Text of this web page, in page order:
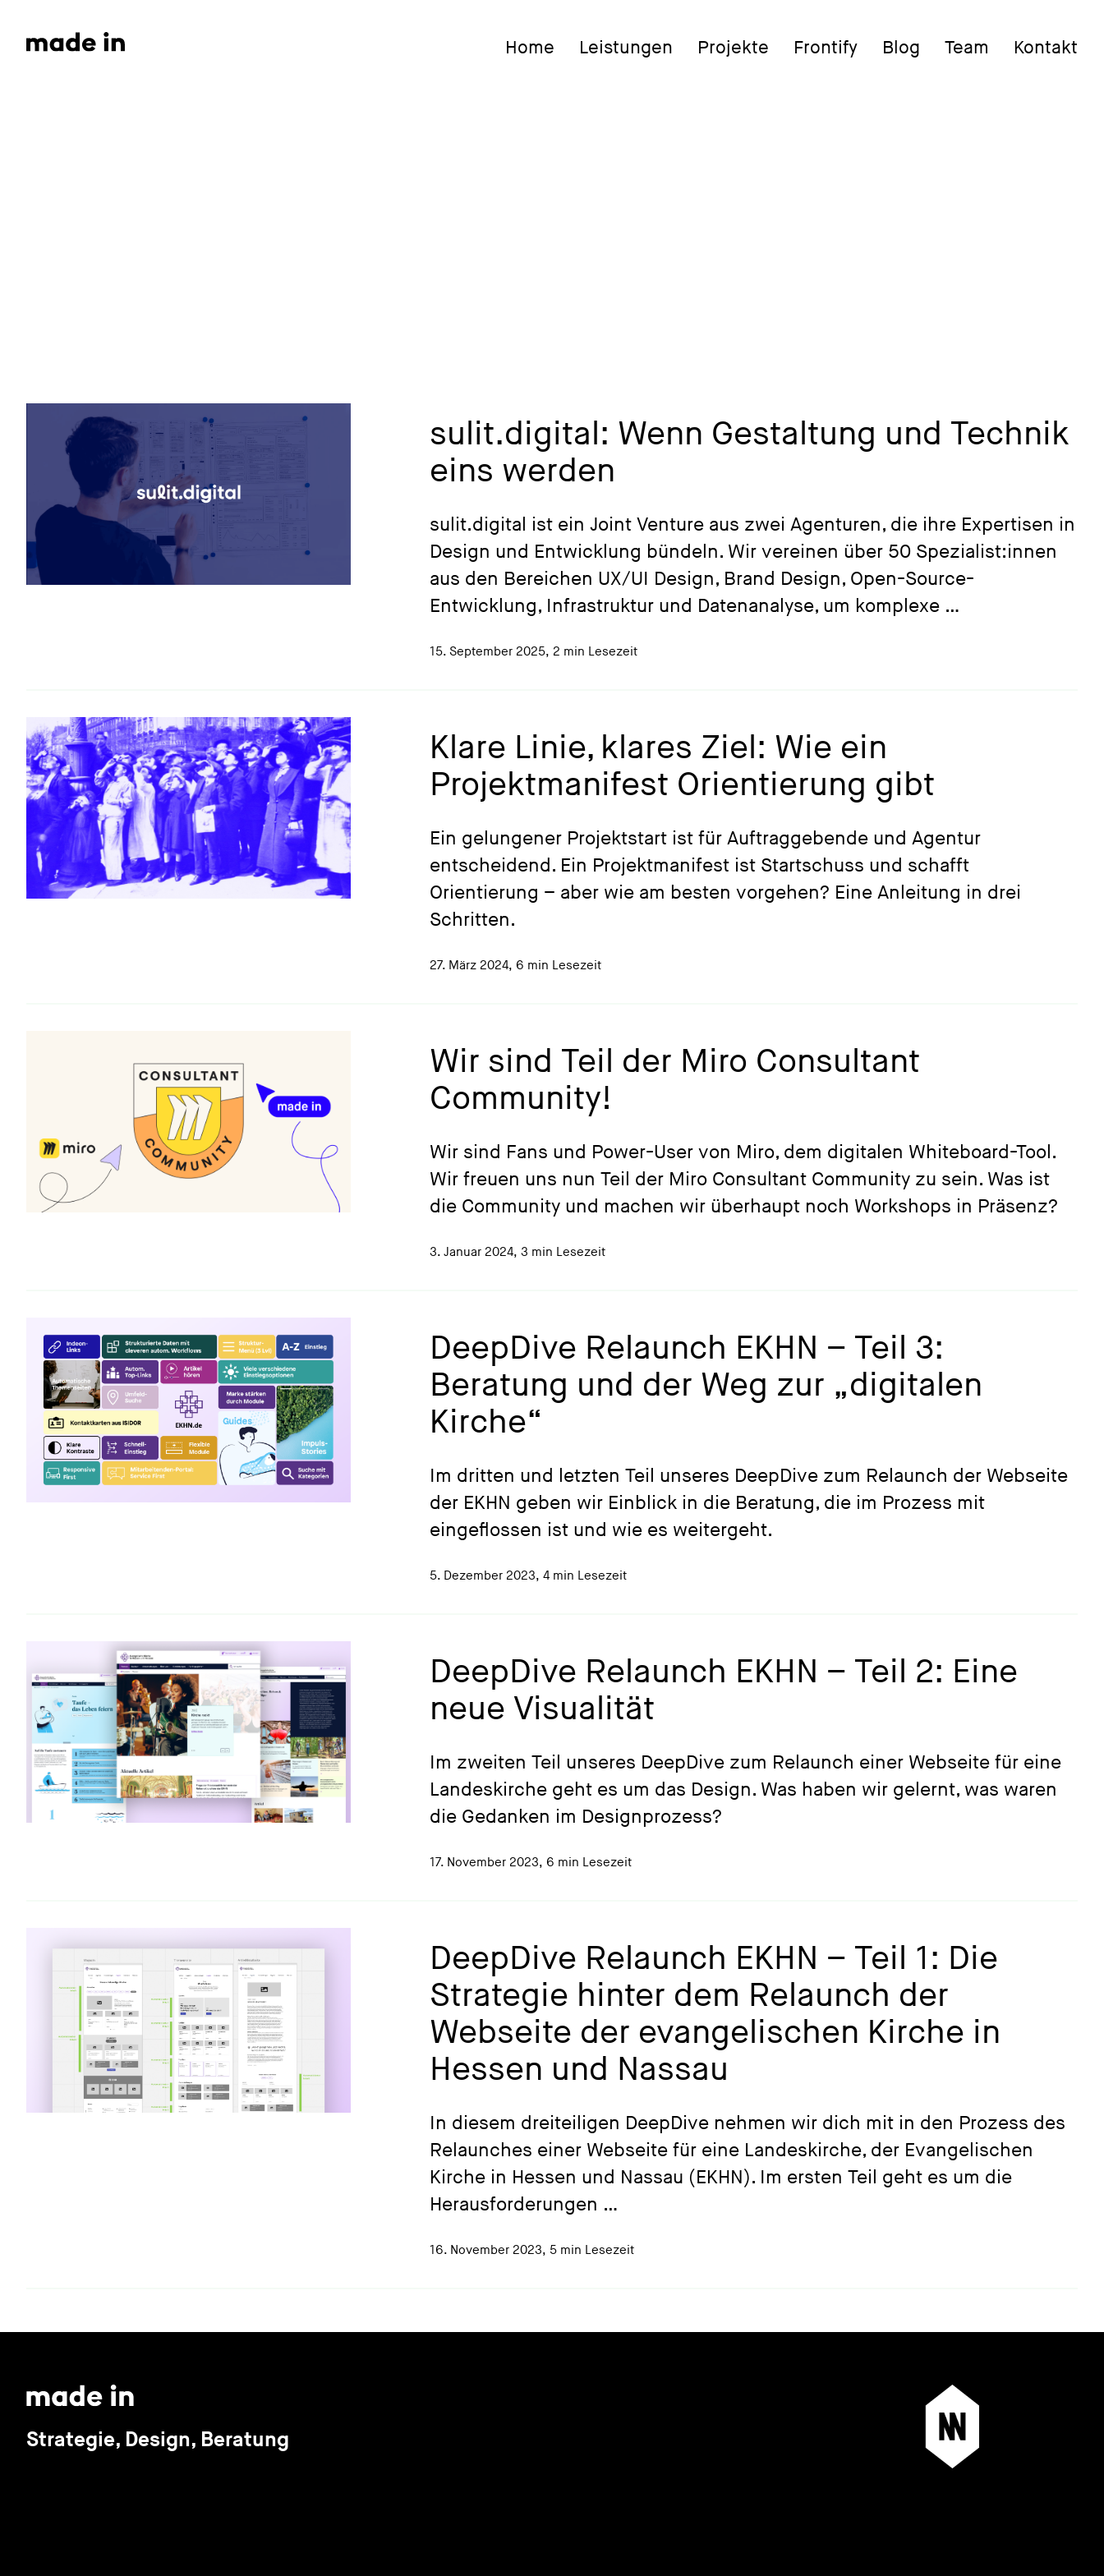
Home Leistungen Projekte Frontify Blog Team Kontakt
sulit.digital: Wenn Gestaltung und Technik
eins werden
sulit.digital ist ein Joint Venture aus zwei Agenturen, die ihre Expertisen in
Design und Entwicklung bündeln. Wir vereinen über 50 Spezialist:innen
aus den Bereichen UX/UI Design, Brand Design, Open-Source-
Entwicklung, Infrastruktur und Datenanalyse, um komplexe …
15. September 2025, 2 min Lesezeit
Klare Linie, klares Ziel: Wie ein
Projektmanifest Orientierung gibt
Ein gelungener Projektstart ist für Auftraggebende und Agentur
entscheidend. Ein Projektmanifest ist Startschuss und schafft
Orientierung – aber wie am besten vorgehen? Eine Anleitung in drei
Schritten.
27. März 2024, 6 min Lesezeit
Wir sind Teil der Miro Consultant
Community!
Wir sind Fans und Power-User von Miro, dem digitalen Whiteboard-Tool.
Wir freuen uns nun Teil der Miro Consultant Community zu sein. Was ist
die Community und machen wir überhaupt noch Workshops in Präsenz?
3. Januar 2024, 3 min Lesezeit
DeepDive Relaunch EKHN – Teil 3:
Beratung und der Weg zur „digitalen
Kirche“
Im dritten und letzten Teil unseres DeepDive zum Relaunch der Webseite
der EKHN geben wir Einblick in die Beratung, die im Prozess mit
eingeflossen ist und wie es weitergeht.
5. Dezember 2023, 4 min Lesezeit
DeepDive Relaunch EKHN – Teil 2: Eine
neue Visualität
Im zweiten Teil unseres DeepDive zum Relaunch einer Webseite für eine
Landeskirche geht es um das Design. Was haben wir gelernt, was waren
die Gedanken im Designprozess?
17. November 2023, 6 min Lesezeit
DeepDive Relaunch EKHN – Teil 1: Die
Strategie hinter dem Relaunch der
Webseite der evangelischen Kirche in
Hessen und Nassau
In diesem dreiteiligen DeepDive nehmen wir dich mit in den Prozess des
Relaunches einer Webseite für eine Landeskirche, der Evangelischen
Kirche in Hessen und Nassau (EKHN). Im ersten Teil geht es um die
Herausforderungen …
16. November 2023, 5 min Lesezeit
Strategie, Design, Beratung